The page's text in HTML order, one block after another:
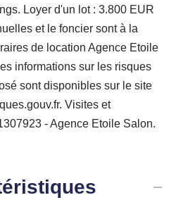
Loyer d'un lot : 3.800 EUR
et le foncier sont à la
de location Agence Etoile
informations sur les risques
sont disponibles sur le site
Visites et
- Agence Etoile Salon.